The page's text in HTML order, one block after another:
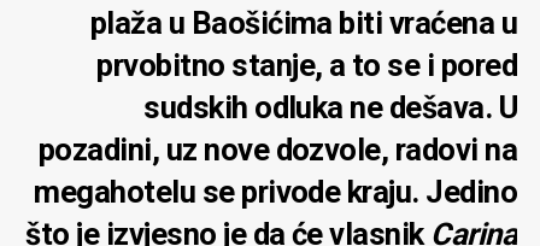
plaža u Baošićima biti vraćena u
prvobitno stanje, a to se i pored
sudskih odluka ne dešava. U
pozadini, uz nove dozvole, radovi na
megahotelu se privode kraju. Jedino
što je izvjesno je da će vlasnik Carina